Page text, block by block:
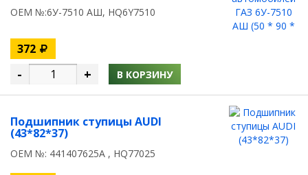
OEM №:6У-7510 АШ, HQ6Y7510
372
- + В КОРЗИНУ
Подшипник ступицы AUDI
(43*82*37)
OEM №: 441407625A , HQ77025